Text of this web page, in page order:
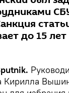
до 15
Кирилла